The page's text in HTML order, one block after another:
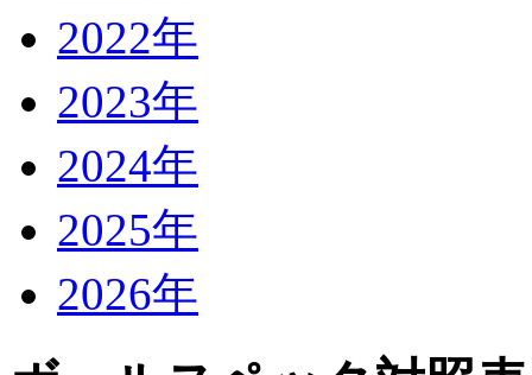
2022年
2023年
2024年
2025年
2026年